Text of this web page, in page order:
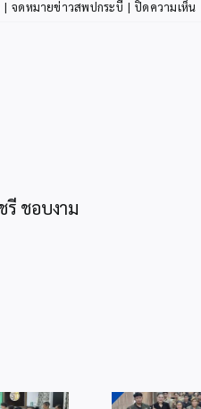
| จดหมายข่าวสพปกระบี่ | ปิดความเห็น
รี ชอบงาม